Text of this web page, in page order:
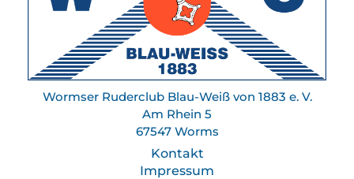
Wormser Ruderclub Blau-Weiß von 1883 e. V.
Am Rhein 5
67547 Worms
Kontakt
Impressum